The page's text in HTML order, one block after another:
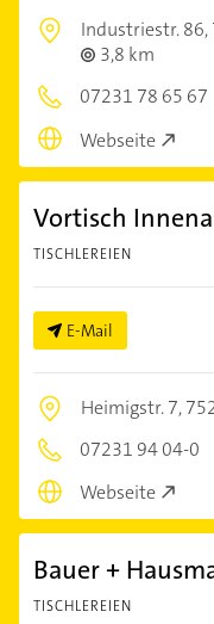
Industriestr. 86,
3,8 km
07231 78 65 67
Webseite
Vortisch
TISCHLEREIEN
E-Mail
Heimigstr. 7,
07231 94 04-0
Webseite
Bauer +
TISCHLEREIEN